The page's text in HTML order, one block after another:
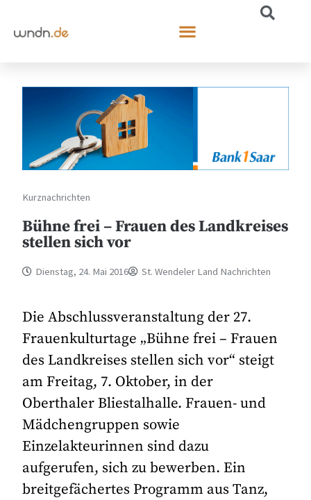
Kurznachrichten
Bühne frei – Frauen des Landkreises
stellen sich vor
Dienstag, 24. Mai 2016 St. Wendeler Land Nachrichten
Die Abschlussveranstaltung der 27.
Frauenkulturtage „Bühne frei – Frauen
des Landkreises stellen sich vor“ steigt
am Freitag, 7. Oktober, in der
Oberthaler Bliestalhalle. Frauen- und
Mädchengruppen sowie
Einzelakteurinnen sind dazu
aufgerufen, sich zu bewerben. Ein
breitgefächertes Programm aus Tanz,